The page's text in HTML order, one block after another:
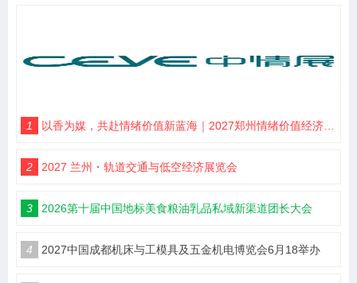
1 以香为媒，共赴情绪价值新蓝海｜2027郑州情绪价值经济博览会・香氛产业馆
2 2027 兰州・轨道交通与低空经济展览会
3 2026第十届中国地标美食粮油乳品私域新渠道团长大会
4 2027中国成都机床与工模具及五金机电博览会6月18举办